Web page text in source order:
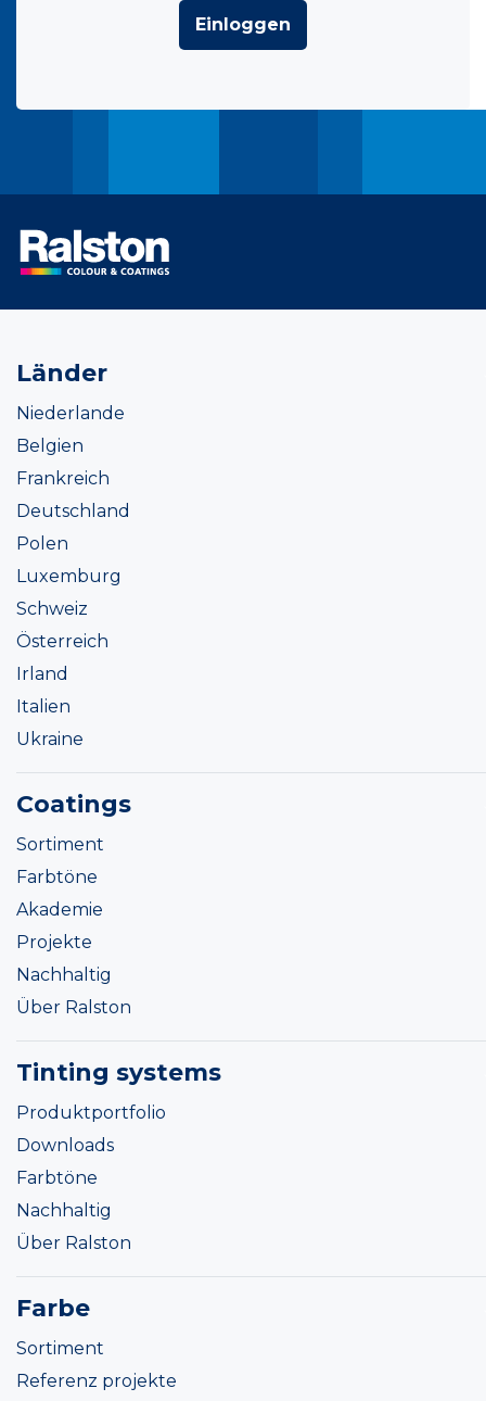
Einloggen
Länder
Niederlande
Belgien
Frankreich
Deutschland
Polen
Luxemburg
Schweiz
Österreich
Irland
Italien
Ukraine
Coatings
Sortiment
Farbtöne
Akademie
Projekte
Nachhaltig
Über Ralston
Tinting systems
Produktportfolio
Downloads
Farbtöne
Nachhaltig
Über Ralston
Farbe
Sortiment
Referenz projekte